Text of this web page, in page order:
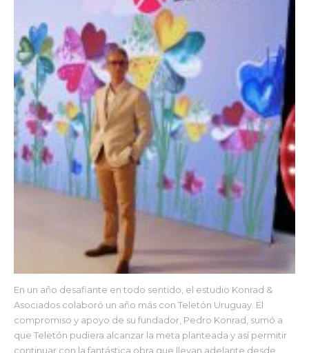
En un año desafiante en todo sentido, el estudio Konrad &
Asociados colaboró un año más con Teletón Uruguay. El
compromiso y apoyo de su fundador, Pedro Konrad, sumó a
que Teletón pudiera alcanzar la meta planteada y así permitir
continuar con la fantástica obra que llevan adelante desde